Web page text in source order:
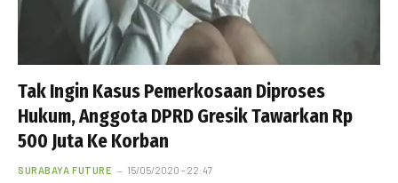
Tak Ingin Kasus Pemerkosaan Diproses
Hukum, Anggota DPRD Gresik Tawarkan Rp
500 Juta Ke Korban
SURABAYA FUTURE 15/05/2020 - 22:47